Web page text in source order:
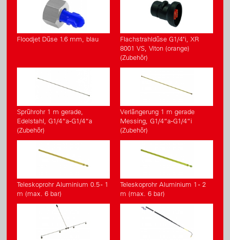
Floodjet Düse 1.6 mm, blau
Flachstrahldüse G1/4"i, XR
8001 VS, Viton (orange)
(Zubehör)
Sprührohr 1 m gerade,
Edelstahl, G1/4“a-G1/4“a
(Zubehör)
Verlängerung 1 m gerade
Messing, G1/4“a-G1/4“i
(Zubehör)
Teleskoprohr Aluminium 0.5 - 1
m (max. 6 bar)
Teleskoprohr Aluminium 1 - 2
m (max. 6 bar)